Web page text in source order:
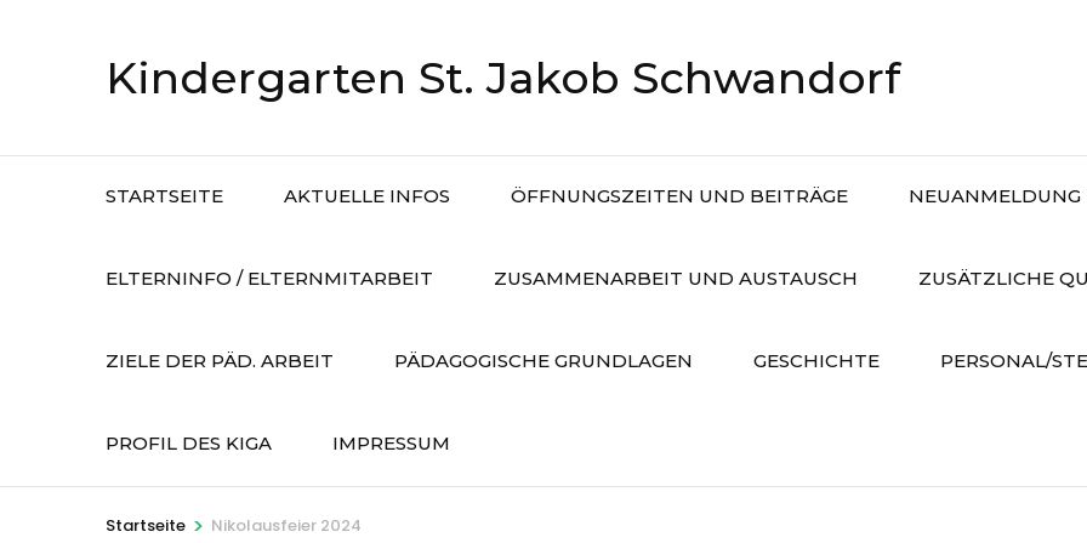
drücken)
Kindergarten St. Jakob Schwandorf
STARTSEITE AKTUELLE INFOS ÖFFNUNGSZEITEN UND BEITRÄGE NEUANMELDUNG
ELTERNINFO / ELTERNMITARBEIT ZUSAMMENARBEIT UND AUSTAUSCH ZUSÄTZLICHE
ZIELE DER PÄD. ARBEIT PÄDAGOGISCHE GRUNDLAGEN GESCHICHTE PERSONAL/
PROFIL DES KIGA IMPRESSUM
Startseite > Nikolausfeier 2024